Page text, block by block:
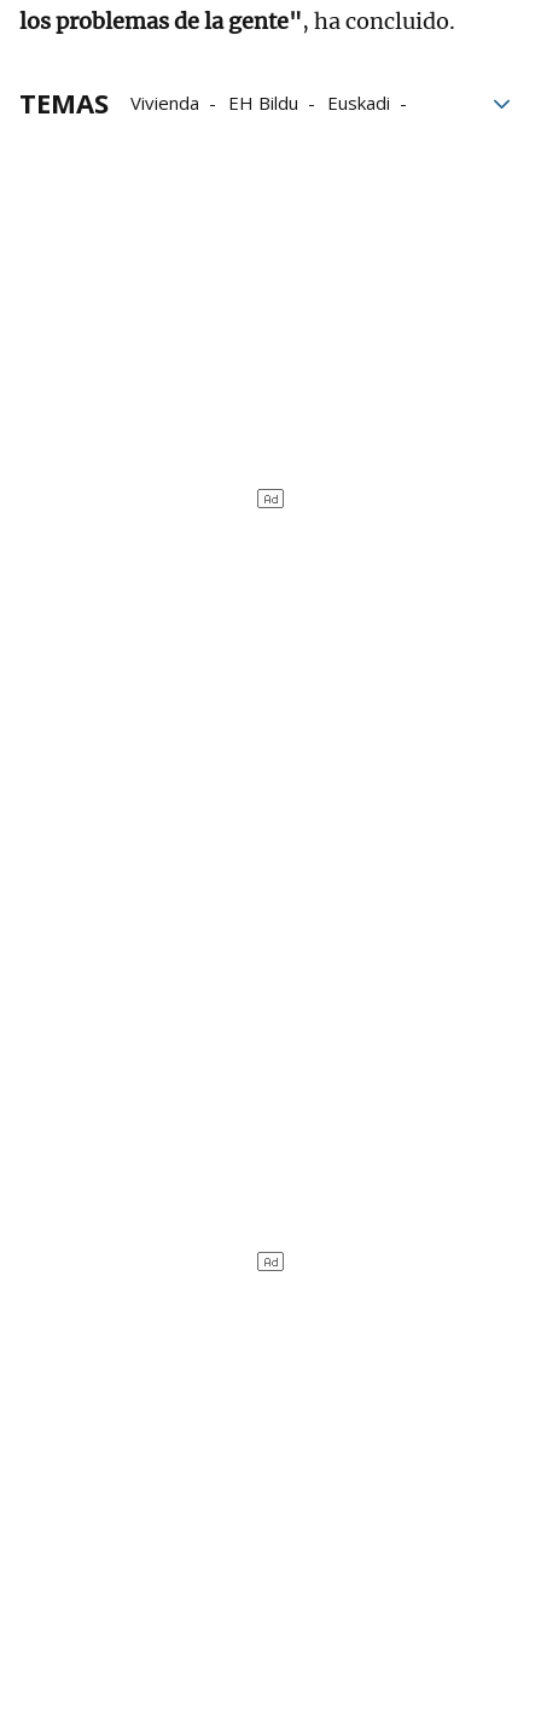
los problemas de la gente", ha concluido.
TEMAS Vivienda EH Bildu
Euskadi